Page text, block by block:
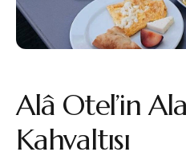
Alâ Otel’in
Kahvaltısı